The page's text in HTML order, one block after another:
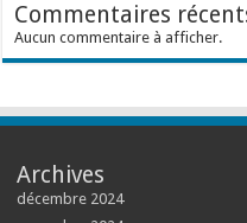
Commentaires
Aucun commentaire à afficher.
Archives
décembre 2024